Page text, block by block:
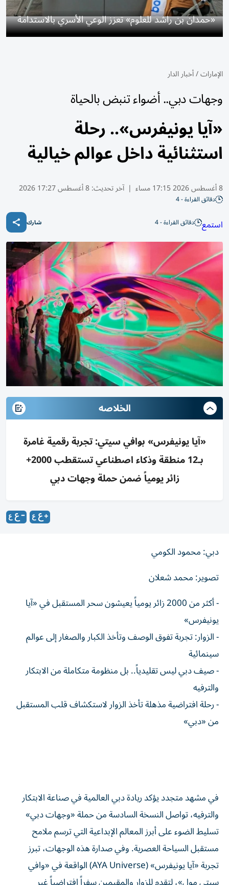
«حمدان بن راشد للعلوم» تعزز الوعي الأسري بالاستدامة
الإمارات/أخبار الدار
وجهات دبي.. أضواء تنبض بالحياة
«آيا يونيفرس».. رحلة
استثنائية داخل عوالم خيالية
8 أغسطس 2026 17:15 مساء | آخر تحديث:8 أغسطس 17:27 2026
دقائق القراءة - 4
استمع دقائق القراءة - 4 شارك
الخلاصه
«آيا يونيفرس» بوافي سيتي: تجربة رقمية غامرة
بـ12 منطقة وذكاء اصطناعي تستقطب 2000+
زائر يومياً ضمن حملة وجهات دبي
دبي: محمود الكومي
تصوير: محمد شعلان
- أكثر من 2000 زائر يومياً يعيشون سحر المستقبل في «آيا
يونيفرس»
- الزوار: تجربة تفوق الوصف وتأخذ الكبار والصغار إلى عوالم
سينمائية
- صيف دبي ليس تقليدياً.. بل منظومة متكاملة من الابتكار
والترفيه
- رحلة افتراضية مذهلة تأخذ الزوار لاستكشاف قلب المستقبل
من «دبي»
في مشهد متجدد يؤكد ريادة دبي العالمية في صناعة الابتكار
والترفيه، تواصل النسخة السادسة من حملة «وجهات دبي»
تسليط الضوء على أبرز المعالم الإبداعية التي ترسم ملامح
مستقبل السياحة العصرية. وفي صدارة هذه الوجهات، تبرز
تجربة «آيا يونيفرس» (AYA Universe) الواقعة في «وافي